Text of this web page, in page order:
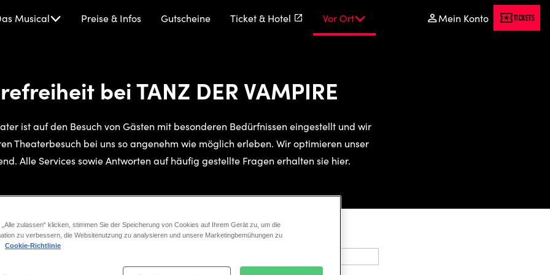
Musical Preise & Infos Gutscheine Ticket & Hotel Vor Ort Mein Konto Tickets
bei TANZ DER VAMPIRE
ist auf den Besuch von Gästen mit besonderen Bedürfnissen eingestellt und wir
Theaterbesuch bei uns so angenehm wie möglich erleben. Wir optimieren unser
Alle Services sowie Antworten auf häufig gestellte Fragen erhalten sie hier.
„Alle zulassen“ klicken, stimmen Sie der Speicherung von Cookies auf Ihrem Gerät zu, um die
zu verbessern, die Websitenutzung zu analysieren und unsere Marketingbemühungen zu
Cookie-Richtlinie